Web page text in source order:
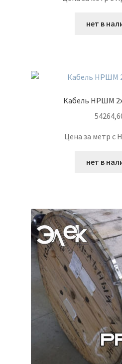
нет в
Кабель НРШМ
Цена за метр с
нет в